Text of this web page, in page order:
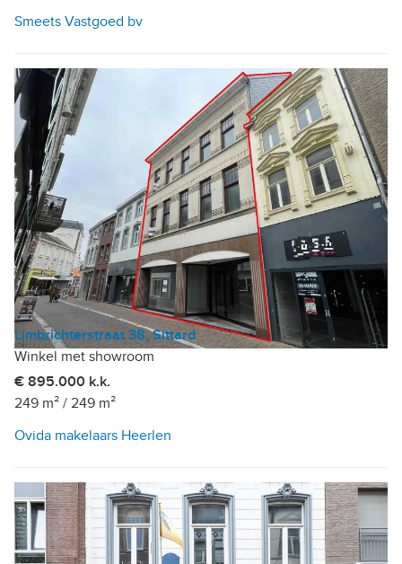
Smeets Vastgoed bv
Limbrichterstraat 38, Sittard
Winkel met showroom
€ 895.000 k.k.
249 m² / 249 m²
Ovida makelaars Heerlen